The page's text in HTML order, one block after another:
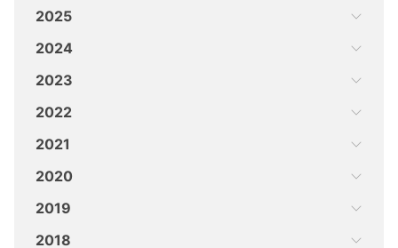
2025
2024
2023
2022
2021
2020
2019
2018